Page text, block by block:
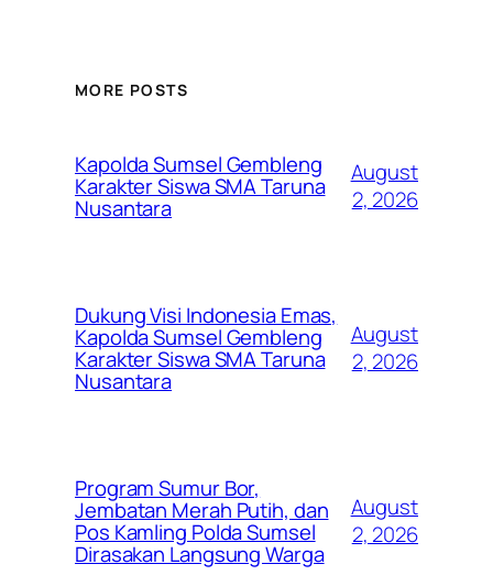
MORE POSTS
Kapolda Sumsel Gembleng
Karakter Siswa SMA Taruna
Nusantara
August
2, 2026
Dukung Visi Indonesia Emas,
Kapolda Sumsel Gembleng
Karakter Siswa SMA Taruna
Nusantara
August
2, 2026
Program Sumur Bor,
Jembatan Merah Putih, dan
Pos Kamling Polda Sumsel
Dirasakan Langsung Warga
August
2, 2026